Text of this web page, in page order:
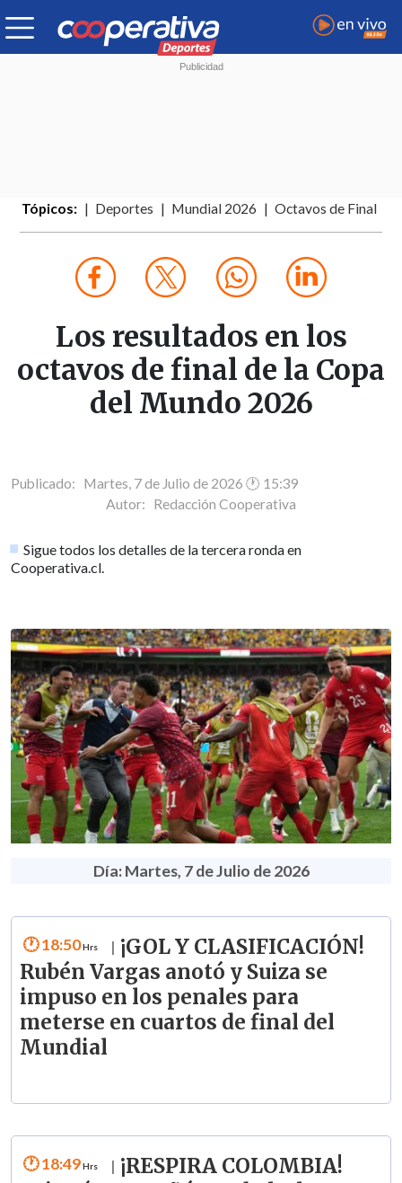
Tópicos: Deportes Mundial 2026 Octavos de Final
Los resultados en los
octavos de final de la Copa
del Mundo 2026
Publicado: Martes, 7 de Julio de 2026 🕐 15:39
Autor: Redacción Cooperativa
Sigue todos los detalles de la tercera ronda en
Cooperativa.cl.
Día: Martes, 7 de Julio de 2026
18:50
¡GOL Y CLASIFICACIÓN!
Rubén Vargas anotó y Suiza se
impuso en los penales para
meterse en cuartos de final del
Mundial
18:49
¡RESPIRA COLOMBIA!